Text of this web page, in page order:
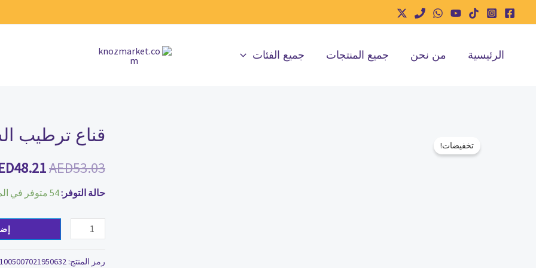
تخطي
إلى
الرئيسية من نحن جميع المنتجات جميع الفئات
تخفيضات! قناع ترطيب
AED53.03
السعر
الأصلي
هو:
48.21
حالة التوفر:54 متوفر في المخزون
كمية
ترطيب
رمز المنتج: 1005007021950632